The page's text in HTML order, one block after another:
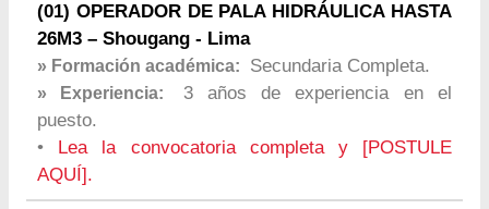
(01) OPERADOR DE PALA HIDRÁULICA HASTA
26M3 – Shougang - Lima
» Formación académica: Secundaria Completa.
» Experiencia:
3 años de experiencia en el
puesto.
•
Lea la convocatoria completa y [POSTULE
AQUÍ].